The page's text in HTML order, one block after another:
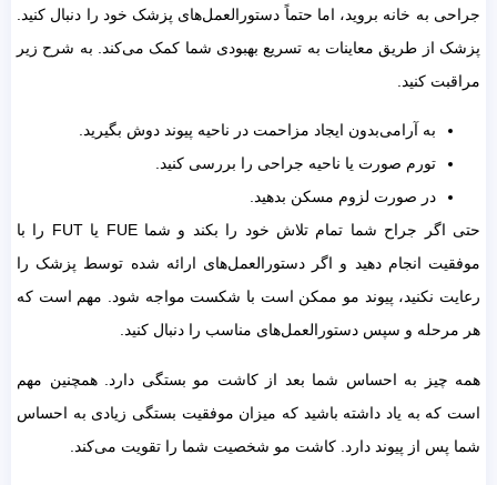
جراحی به خانه بروید، اما حتماً دستورالعمل‌های پزشک خود را دنبال کنید.
پزشک از طریق معاینات به تسریع بهبودی شما کمک می‌کند. به شرح زیر
مراقبت کنید.
به آرامی‌بدون ایجاد مزاحمت در ناحیه پیوند دوش بگیرید.
تورم صورت یا ناحیه جراحی را بررسی کنید.
در صورت لزوم مسکن بدهید.
حتی اگر جراح شما تمام تلاش خود را بکند و شما FUE یا FUT را با
موفقیت انجام دهید و اگر دستورالعمل‌های ارائه شده توسط پزشک را
رعایت نکنید، پیوند مو ممکن است با شکست مواجه شود. مهم است که
هر مرحله و سپس دستورالعمل‌های مناسب را دنبال کنید.
همه چیز به احساس شما بعد از کاشت مو بستگی دارد. همچنین مهم
است که به یاد داشته باشید که میزان موفقیت بستگی زیادی به احساس
شما پس از پیوند دارد. کاشت مو شخصیت شما را تقویت می‌کند.